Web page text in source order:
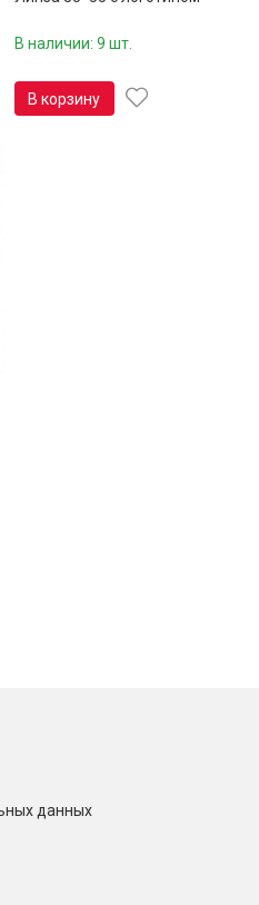
В наличии: 9 шт.
В корзину
данных